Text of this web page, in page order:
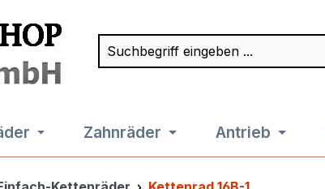
Suchbegriff eingeben ...
Zahnräder Antrieb